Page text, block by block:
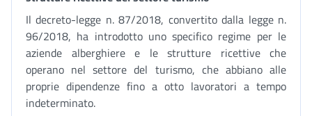
Il decreto-legge n. 87/2018, convertito dalla legge n.
96/2018, ha introdotto uno specifico regime per le
aziende alberghiere e le strutture ricettive che
operano nel settore del turismo, che abbiano alle
proprie dipendenze fino a otto lavoratori a tempo
indeterminato.